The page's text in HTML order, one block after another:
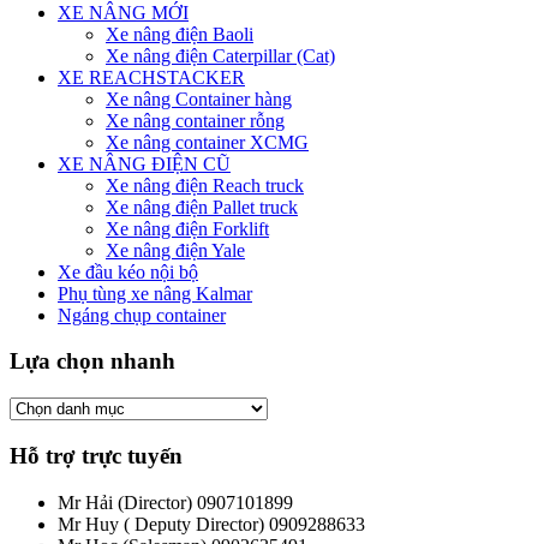
XE NÂNG MỚI
Xe nâng điện Baoli
Xe nâng điện Caterpillar (Cat)
XE REACHSTACKER
Xe nâng Container hàng
Xe nâng container rỗng
Xe nâng container XCMG
XE NÂNG ĐIỆN CŨ
Xe nâng điện Reach truck
Xe nâng điện Pallet truck
Xe nâng điện Forklift
Xe nâng điện Yale
Xe đầu kéo nội bộ
Phụ tùng xe nâng Kalmar
Ngáng chụp container
Lựa chọn nhanh
Hỗ trợ trực tuyến
Mr Hải (Director) 0907101899
Mr Huy ( Deputy Director) 0909288633